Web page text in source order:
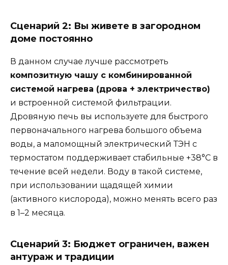
Сценарий 2: Вы живете в загородном
доме постоянно
В данном случае лучше рассмотреть
композитную чашу с комбинированной
системой нагрева (дрова + электричество)
и встроенной системой фильтрации.
Дровяную печь вы используете для быстрого
первоначального нагрева большого объема
воды, а маломощный электрический ТЭН с
термостатом поддерживает стабильные +38°C в
течение всей недели. Воду в такой системе,
при использовании щадящей химии
(активного кислорода), можно менять всего раз
в 1–2 месяца.
Сценарий 3: Бюджет ограничен, важен
антураж и традиции